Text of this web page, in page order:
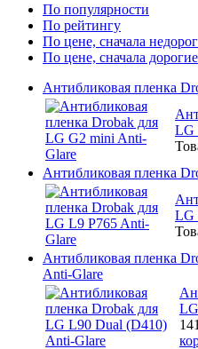
По популярности
По рейтингу
По цене, сначала
По цене, сначала дорогие
Антибликовая пленка
LG
Антибликовая пленка
LG
Антибликовая пленка
Anti-Glare